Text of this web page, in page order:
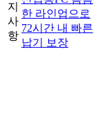
지
사
항